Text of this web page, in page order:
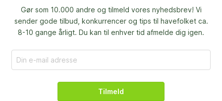
Gør som 10.000 andre og tilmeld vores nyhedsbrev! Vi
sender gode tilbud, konkurrencer og tips til havefolket ca.
8-10 gange årligt. Du kan til enhver tid afmelde dig igen.
Tilmeld